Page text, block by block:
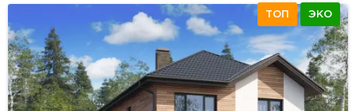
ТОП ЭКО